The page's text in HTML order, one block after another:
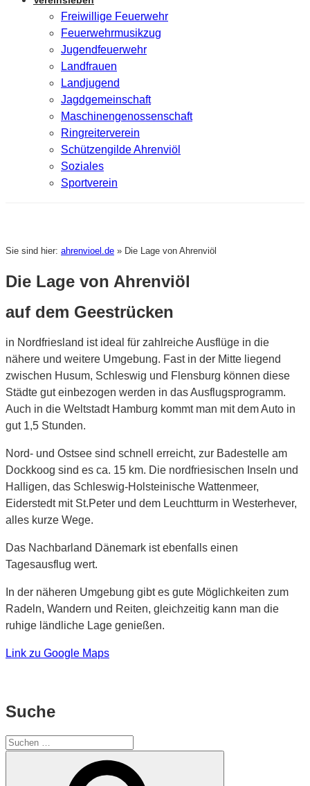
Freiwillige Feuerwehr
Feuerwehrmusikzug
Jugendfeuerwehr
Landfrauen
Landjugend
Jagdgemeinschaft
Maschinengenossenschaft
Ringreiterverein
Schützengilde Ahrenviöl
Soziales
Sportverein
Sie sind hier: ahrenvioel.de » Die Lage von Ahrenviöl
Die Lage von Ahrenviöl
auf dem Geestrücken
in Nordfriesland ist ideal für zahlreiche Ausflüge in die
nähere und weitere Umgebung. Fast in der Mitte liegend
zwischen Husum, Schleswig und Flensburg können diese
Städte gut einbezogen werden in das Ausflugsprogramm.
Auch in die Weltstadt Hamburg kommt man mit dem Auto in
gut 1,5 Stunden.
Nord- und Ostsee sind schnell erreicht, zur Badestelle am
Dockkoog sind es ca. 15 km. Die nordfriesischen Inseln und
Halligen, das Schleswig-Holsteinische Wattenmeer,
Eiderstedt mit St.Peter und dem Leuchtturm in Westerhever,
alles kurze Wege.
Das Nachbarland Dänemark ist ebenfalls einen
Tagesausflug wert.
In der näheren Umgebung gibt es gute Möglichkeiten zum
Radeln, Wandern und Reiten, gleichzeitig kann man die
ruhige ländliche Lage genießen.
Link zu Google Maps
Suche
Suchen